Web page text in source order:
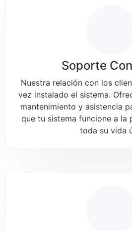
Soporte
Nuestra relación con los
vez instalado el sistema.
mantenimiento y asistencia
que tu sistema funcione a la
toda su vida